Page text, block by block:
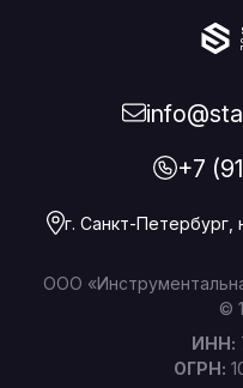
+7
г. Санкт-Петербург,
ООО
©
ИНН:
ОГРН: